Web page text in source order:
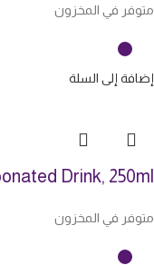
متوفر في المخزون
إضافة إلى السلة
Drink, 250ml
متوفر في المخزون